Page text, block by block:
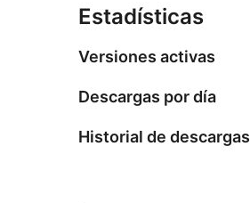
Estadísticas
Versiones activas
Descargas por día
Historial de descargas